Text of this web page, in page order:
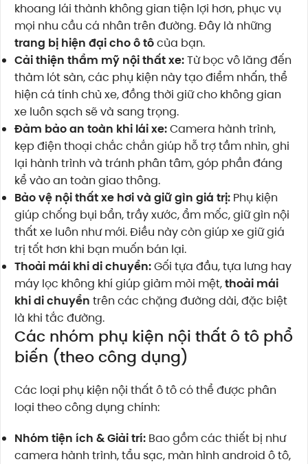
khoang lái thành không gian tiện lợi hơn, phục vụ
mọi nhu cầu cá nhân trên đường. Đây là những
trang bị hiện đại cho ô tôcủa bạn.
Cải thiện thẩm mỹ nội thất xe:Từ bọc vô lăng đến
thảm lót sàn, các phụ kiện này tạo điểm nhấn, thể
hiện cá tính chủ xe, đồng thời giữ cho không gian
xe luôn sạch sẽ và sang trọng.
Đảm bảo an toàn khi lái xe:Camera hành trình,
kẹp điện thoại chắc chắn giúp hỗ trợ tầm nhìn, ghi
lại hành trình và tránh phân tâm, góp phần đáng
kể vào an toàn giao thông.
Bảo vệ nội thất xe hơi và giữ gìn giá trị: Phụ kiện
giúp chống bụi bẩn, trầy xước, ẩm mốc, giữ gìn nội
thất xe luôn như mới. Điều này còn giúp xe giữ giá
trị tốt hơn khi bạn muốn bán lại.
Thoải mái khi di chuyển:Gối tựa đầu, tựa lưng hay
máy lọc không khí giúp giảm mỏi mệt,thoải mái
khi di chuyển trên các chặng đường dài, đặc biệt
là khi tắc đường.
Các nhóm phụ kiện nội thất ô tô phổ
biến (theo công dụng)
Các loại phụ kiện nội thất ô tô có thể được phân
loại theo công dụng chính:
Nhóm tiện ích & Giải trí: Bao gồm các thiết bị như
camera hành trình, tẩu sạc, màn hình android ô tô,